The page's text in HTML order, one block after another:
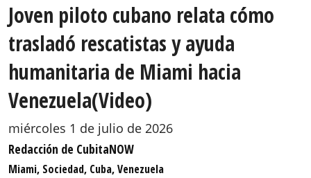
Joven piloto cubano relata cómo
trasladó rescatistas y ayuda
humanitaria de Miami hacia
Venezuela(Video)
miércoles 1 de julio de 2026
Redacción de CubitaNOW
Miami, Sociedad, Cuba, Venezuela